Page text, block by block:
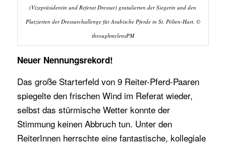
(Vizepräsidentin und Referat Dressur) gratulierten der Siegerin und den
Platzierten der Dressurchallenge für Arabische Pferde in St. Pölten-Hart. ©
throughmylensPM
Neuer Nennungsrekord!
Das große Starterfeld von 9 Reiter-Pferd-Paaren
spiegelte den frischen Wind im Referat wieder,
selbst das stürmische Wetter konnte der
Stimmung keinen Abbruch tun. Unter den
ReiterInnen herrschte eine fantastische, kollegiale